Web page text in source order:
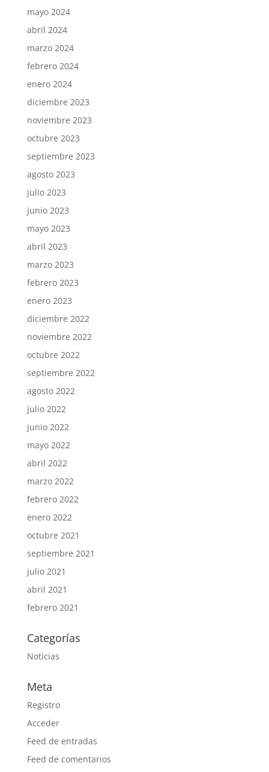
mayo 2024
abril 2024
marzo 2024
febrero 2024
enero 2024
diciembre 2023
noviembre 2023
octubre 2023
septiembre 2023
agosto 2023
julio 2023
junio 2023
mayo 2023
abril 2023
marzo 2023
febrero 2023
enero 2023
diciembre 2022
noviembre 2022
octubre 2022
septiembre 2022
agosto 2022
julio 2022
junio 2022
mayo 2022
abril 2022
marzo 2022
febrero 2022
enero 2022
octubre 2021
septiembre 2021
julio 2021
abril 2021
febrero 2021
Categorías
Noticias
Meta
Registro
Acceder
Feed de entradas
Feed de comentarios